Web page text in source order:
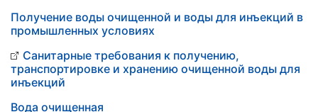
Получение воды очищенной и воды для инъекций в
промышленных условиях
Санитарные требования к получению,
транспортировке и хранению очищенной воды для
инъекций
Вода очищенная